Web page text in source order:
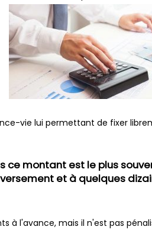
vie lui permettant de fixer
ce montant est le plus
et à quelques
à l'avance, mais il n'est pas